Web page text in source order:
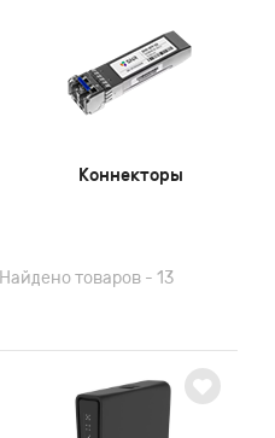
Коннекторы
Найдено товаров - 13